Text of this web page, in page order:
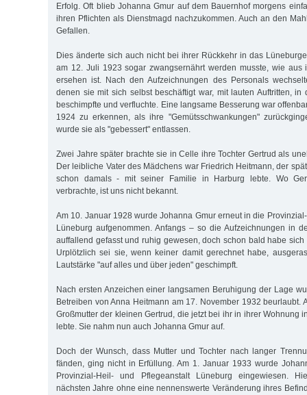
Erfolg. Oft blieb Johanna Gmur auf dem Bauernhof morgens
ihren Pflichten als Dienstmagd nachzukommen. Auch an den
Gefallen.
Dies änderte sich auch nicht bei ihrer Rückkehr in das
am 12. Juli 1923 sogar zwangsernährt werden musste, wie aus
ersehen ist. Nach den Aufzeichnungen des Personals
denen sie mit sich selbst beschäftigt war, mit lauten Auftritten, in
beschimpfte und verfluchte. Eine langsame Besserung war
1924 zu erkennen, als ihre "Gemütsschwankungen"
wurde sie als "gebessert" entlassen.
Zwei Jahre später brachte sie in Celle ihre Tochter Gertrud als
Der leibliche Vater des Mädchens war Friedrich Heitmann, der
schon damals - mit seiner Familie in Harburg lebte. Wo
verbrachte, ist uns nicht bekannt.
Am 10. Januar 1928 wurde Johanna Gmur erneut in die
Lüneburg aufgenommen. Anfangs – so die Aufzeichnungen in
auffallend gefasst und ruhig gewesen, doch schon bald habe
Urplötzlich sei sie, wenn keiner damit gerechnet habe,
Lautstärke "auf alles und über jeden" geschimpft.
Nach ersten Anzeichen einer langsamen Beruhigung der Lage
Betreiben von Anna Heitmann am 17. November 1932 beurlaubt.
Großmutter der kleinen Gertrud, die jetzt bei ihr in ihrer Wohnung
lebte. Sie nahm nun auch Johanna Gmur auf.
Doch der Wunsch, dass Mutter und Tochter nach langer
fänden, ging nicht in Erfüllung. Am 1. Januar 1933 wurde
Provinzial-Heil- und Pflegeanstalt Lüneburg eingewiesen.
nächsten Jahre ohne eine nennenswerte Veränderung ihres